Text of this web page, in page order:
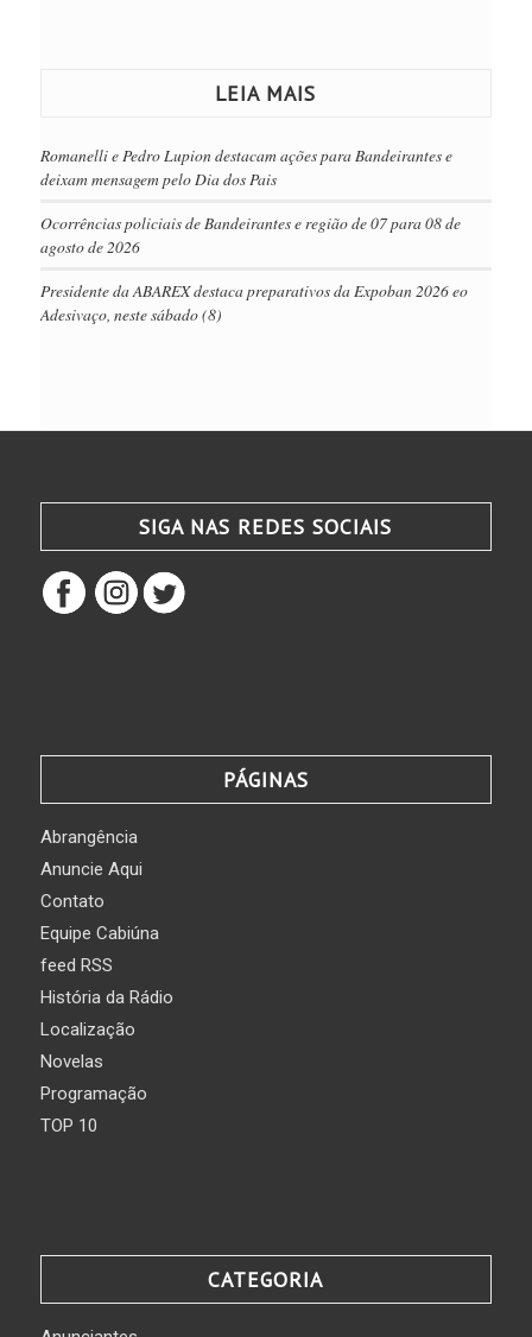
LEIA MAIS
Romanelli e Pedro Lupion destacam ações para Bandeirantes e
deixam mensagem pelo Dia dos Pais
Ocorrências policiais de Bandeirantes e região de 07 para 08 de
agosto de 2026
Presidente da ABAREX destaca preparativos da Expoban 2026 eo
Adesivaço, neste sábado (8)
SIGA NAS REDES SOCIAIS
PÁGINAS
Abrangência
Anuncie Aqui
Contato
Equipe Cabiúna
feed RSS
História da Rádio
Localização
Novelas
Programação
TOP 10
CATEGORIA